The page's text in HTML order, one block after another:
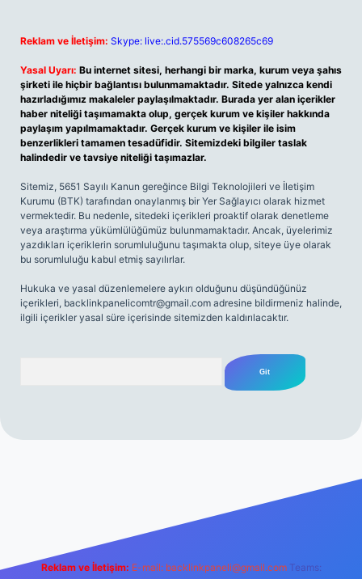
Reklam ve İletişim: Skype: live:.cid.575569c608265c69
Yasal Uyarı: Bu internet sitesi, herhangi bir marka, kurum veya şahıs
şirketi ile hiçbir bağlantısı bulunmamaktadır. Sitede yalnızca kendi
hazırladığımız makaleler paylaşılmaktadır. Burada yer alan içerikler
haber niteliği taşımamakta olup, gerçek kurum ve kişiler hakkında
paylaşım yapılmamaktadır. Gerçek kurum ve kişiler ile isim
benzerlikleri tamamen tesadüfidir. Sitemizdeki bilgiler taslak
halindedir ve tavsiye niteliği taşımazlar.
Sitemiz, 5651 Sayılı Kanun gereğince Bilgi Teknolojileri ve İletişim
Kurumu (BTK) tarafından onaylanmış bir Yer Sağlayıcı olarak hizmet
vermektedir. Bu nedenle, sitedeki içerikleri proaktif olarak denetleme
veya araştırma yükümlülüğümüz bulunmamaktadır. Ancak, üyelerimiz
yazdıkları içeriklerin sorumluluğunu taşımakta olup, siteye üye olarak
bu sorumluluğu kabul etmiş sayılırlar.
Hukuka ve yasal düzenlemelere aykırı olduğunu düşündüğünüz
içerikleri, backlinkpanelicomtr@gmail.com adresine bildirmeniz halinde,
ilgili içerikler yasal süre içerisinde sitemizden kaldırılacaktır.
Reklam ve İletişim: E-mail: backlinkpaneli@gmail.com Teams: